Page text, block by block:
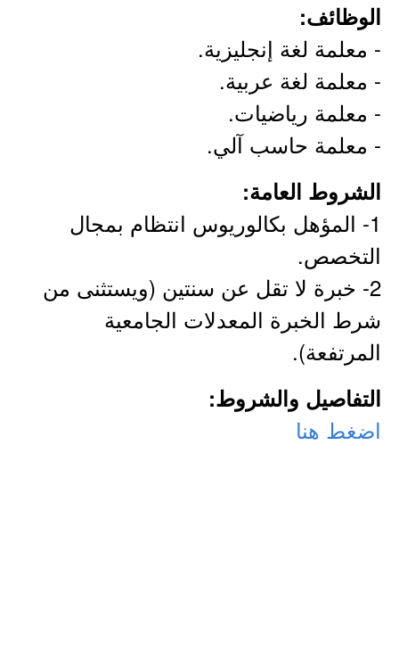
الوظائف:
- معلمة لغة إنجليزية.
- معلمة لغة عربية.
- معلمة رياضيات.
- معلمة حاسب آلي.
الشروط العامة:
1- المؤهل بكالوريوس انتظام بمجال
التخصص.
2- خبرة لا تقل عن سنتين (ويستثنى من
شرط الخبرة المعدلات الجامعية
المرتفعة).
التفاصيل والشروط:
اضغط هنا